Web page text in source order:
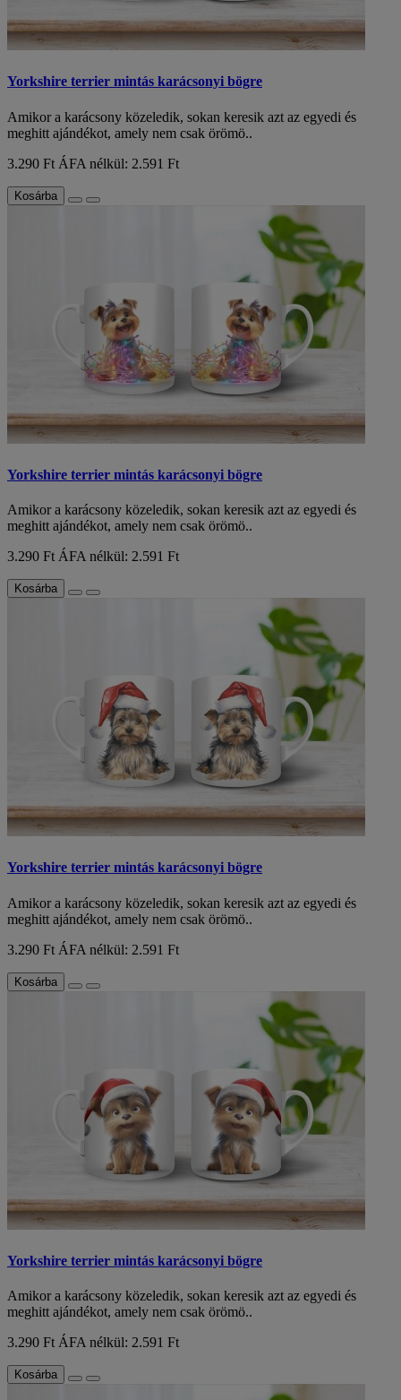
Yorkshire terrier mintás karácsonyi bögre
Amikor a karácsony közeledik, sokan keresik azt az egyedi és
meghitt ajándékot, amely nem csak örömö..
3.290 Ft ÁFA nélkül: 2.591 Ft
Kosárba
Yorkshire terrier mintás karácsonyi bögre
Amikor a karácsony közeledik, sokan keresik azt az egyedi és
meghitt ajándékot, amely nem csak örömö..
3.290 Ft ÁFA nélkül: 2.591 Ft
Kosárba
Yorkshire terrier mintás karácsonyi bögre
Amikor a karácsony közeledik, sokan keresik azt az egyedi és
meghitt ajándékot, amely nem csak örömö..
3.290 Ft ÁFA nélkül: 2.591 Ft
Kosárba
Yorkshire terrier mintás karácsonyi bögre
Amikor a karácsony közeledik, sokan keresik azt az egyedi és
meghitt ajándékot, amely nem csak örömö..
3.290 Ft ÁFA nélkül: 2.591 Ft
Kosárba